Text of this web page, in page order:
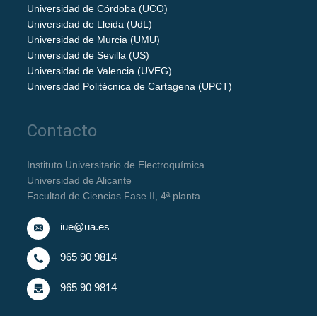
Universidad de Córdoba (UCO)
Universidad de Lleida (UdL)
Universidad de Murcia (UMU)
Universidad de Sevilla (US)
Universidad de Valencia (UVEG)
Universidad Politécnica de Cartagena (UPCT)
Contacto
Instituto Universitario de Electroquímica
Universidad de Alicante
Facultad de Ciencias Fase II, 4ª planta
iue@ua.es
965 90 9814
965 90 9814